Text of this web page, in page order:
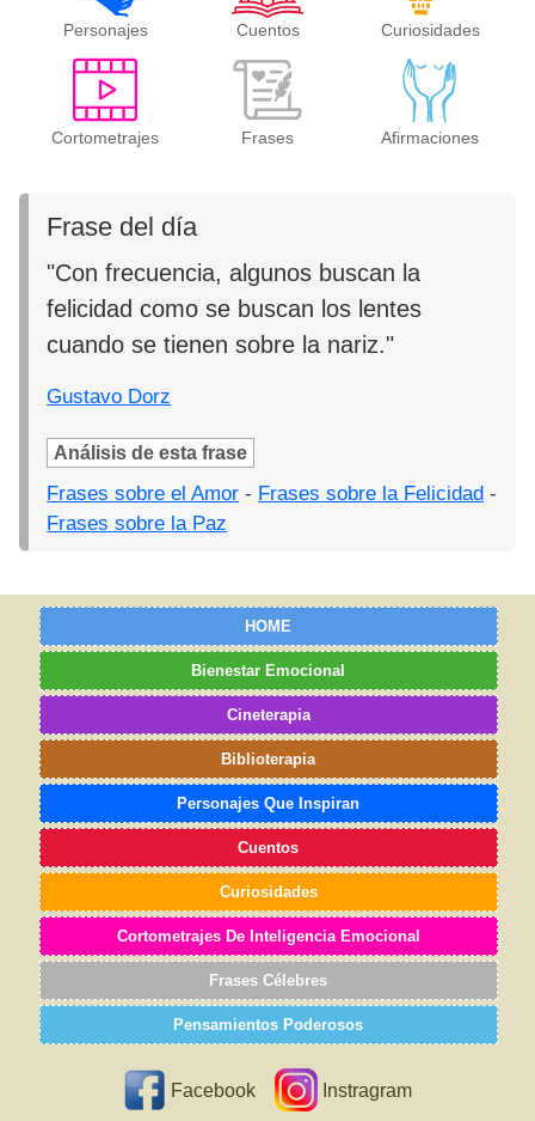
Personajes Cuentos Curiosidades
Cortometrajes Frases Afirmaciones
Frase del día
"Con frecuencia, algunos buscan la
felicidad como se buscan los lentes
cuando se tienen sobre la nariz."
Gustavo Dorz
Análisis de esta frase
Frases sobre el Amor - Frases sobre la Felicidad -
Frases sobre la Paz
HOME
Bienestar Emocional
Cineterapia
Biblioterapia
Personajes Que Inspiran
Cuentos
Curiosidades
Cortometrajes De Inteligencia Emocional
Frases Célebres
Pensamientos Poderosos
Facebook Instragram